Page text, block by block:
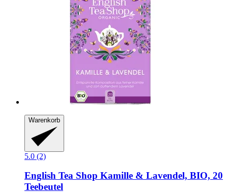
Warenkorb
5.0 (2)
English Tea Shop Kamille & Lavendel, BIO, 20
Teebeutel